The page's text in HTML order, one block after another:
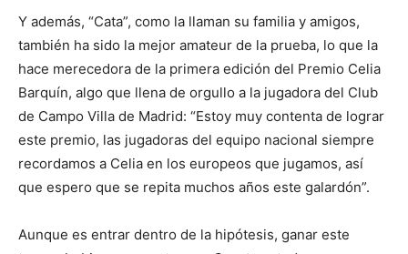
Y además, “Cata”, como la llaman su familia y amigos,
también ha sido la mejor amateur de la prueba, lo que la
hace merecedora de la primera edición del Premio Celia
Barquín, algo que llena de orgullo a la jugadora del Club
de Campo Villa de Madrid: “Estoy muy contenta de lograr
este premio, las jugadoras del equipo nacional siempre
recordamos a Celia en los europeos que jugamos, así
que espero que se repita muchos años este galardón”.
Aunque es entrar dentro de la hipótesis, ganar este